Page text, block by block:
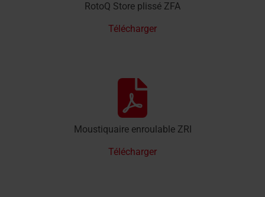
RotoQ Store plissé ZFA
Télécharger
Moustiquaire enroulable ZRI
Télécharger